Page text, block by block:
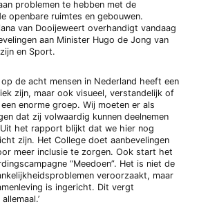
problemen te hebben met de
openbare ruimtes en gebouwen.
van Dooijeweert overhandigt vandaag
aan Minister Hugo de Jong van
en Sport.
op de acht mensen in Nederland heeft een
zijn, maar ook visueel, verstandelijk of
enorme groep. Wij moeten er als
dat zij volwaardig kunnen deelnemen
het rapport blijkt dat we hier nog
zijn. Het College doet aanbevelingen
meer inclusie te zorgen. Ook start het
“Meedoen”. Het is niet de
veroorzaakt, maar
is ingericht. Dit vergt